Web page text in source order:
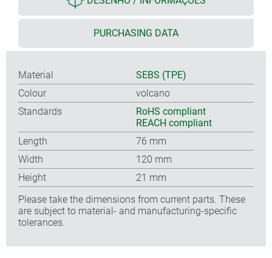
PURCHASING DATA
Material
SEBS (TPE)
Colour
volcano
Standards
RoHS compliant
REACH compliant
Length
76 mm
Width
120 mm
Height
21 mm
Please take the dimensions from current parts. These
are subject to material- and manufacturing-specific
tolerances.